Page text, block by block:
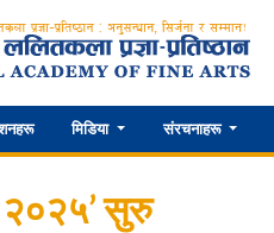
मिडिया संरचनाहरू
२०२५’ सुरु